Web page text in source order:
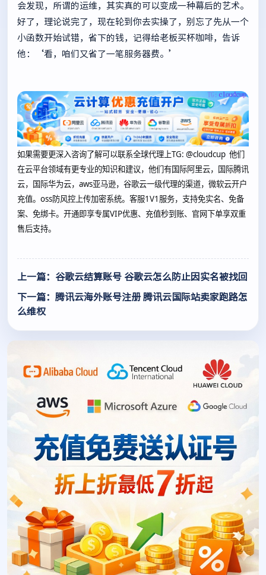
会发现，所谓的运维，其实真的可以变成一种幕后的艺术。
好了，理论说完了，现在轮到你去实操了，别忘了先从一个
小函数开始试错，省下的钱，记得给老板买杯咖啡，告诉
他：‘看，咱们又省了一笔服务器费。’
如果需要更深入咨询了解可以联系全球代理上TG: @cloudcup 他们
在云平台领域有更专业的知识和建议，他们有国际阿里云，国际腾讯
云，国际华为云，aws亚马逊，谷歌云一级代理的渠道，微软云开户
充值。oss防风控上传加密系统。客服1V1服务，支持免实名、免备
案、免绑卡。开通即享专属VIP优惠、充值秒到账、官网下单享双重
售后支持。
上一篇：谷歌云结算账号 谷歌云怎么防止因实名被找回
下一篇：腾讯云海外账号注册 腾讯云国际站卖家跑路怎
么维权